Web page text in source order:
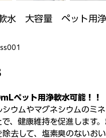
軟水 大容量 ペット用
Lペット用浄軟水可能！！
ウムやマグネシウムのミ
、健康維持を促進します
除去して、塩素臭のないお